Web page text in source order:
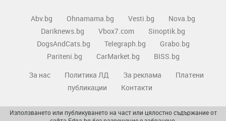
Abv.bg Ohnamama.bg Vesti.bg
Nova.bg
Dariknews.bg
Vbox7.com
Sinoptik.bg
DogsAndCats.bg
Telegraph.bg
Grabo.bg
Pariteni.bg
CarMarket.bg
BISS.bg
За нас
Политика ЛД За реклама
Платени
публикации
Контакти
Използването или публикуването на част или цялостно съдържание от